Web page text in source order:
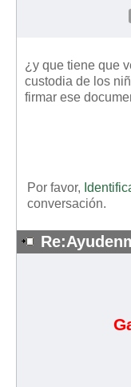
¿y que tiene que
custodia de los
firmar ese
Por favor,
conversación.